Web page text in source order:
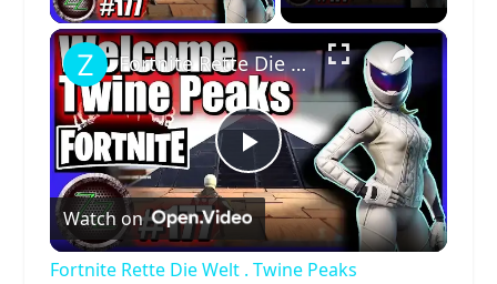
×
Play
Video
Fortnite Rette Die Welt . Twine Peaks Sturmschild 1 - SSV1 - Willkommen Twine Peaks
Watch on
Fortnite Rette Die Welt . Twine Peaks